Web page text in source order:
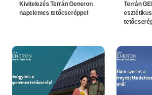
Kivitelezés Terrán Generon
napelemes tetőcseréppel
Terrán